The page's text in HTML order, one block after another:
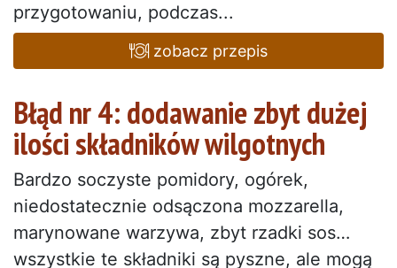
przygotowaniu, podczas...
zobacz przepis
Błąd nr 4: dodawanie zbyt dużej
ilości składników wilgotnych
Bardzo soczyste pomidory, ogórek,
niedostatecznie odsączona mozzarella,
marynowane warzywa, zbyt rzadki sos…
wszystkie te składniki są pyszne, ale mogą